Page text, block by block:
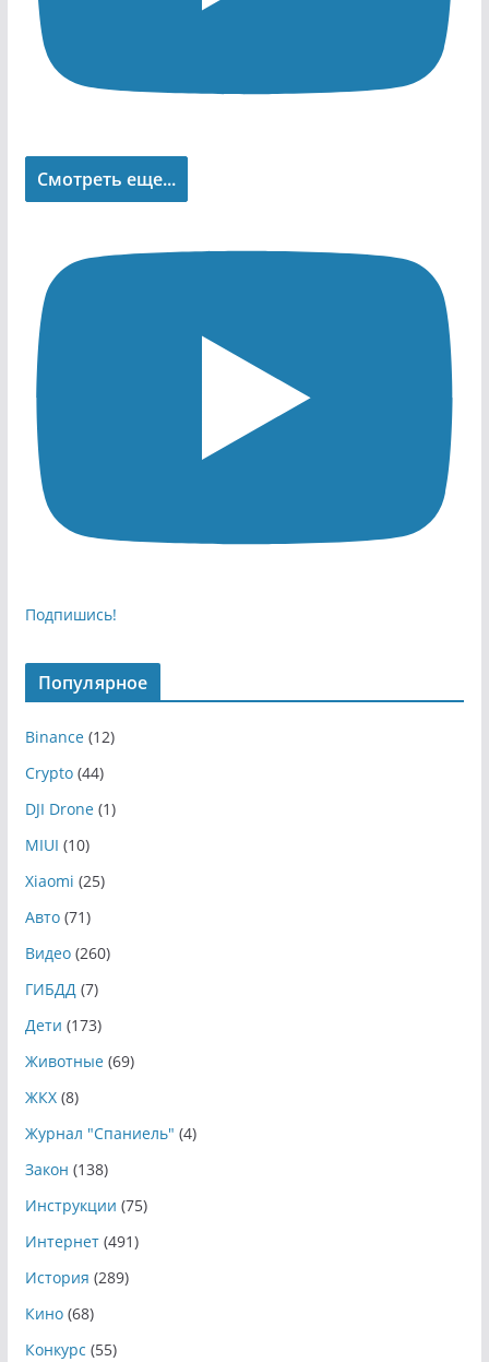
Смотреть еще...
Подпишись!
Популярное
Binance(12)
Crypto(44)
DJI Drone(1)
MIUI (10)
Xiaomi (25)
Авто(71)
Видео(260)
ГИБДД(7)
Дети (173)
Животные(69)
ЖКХ(8)
Журнал "Спаниель" (4)
Закон (138)
Инструкции (75)
Интернет(491)
История (289)
Кино(68)
Конкурс (55)